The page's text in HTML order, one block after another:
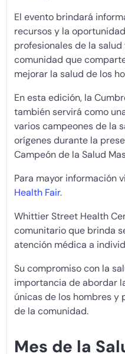
El evento brindará
recursos y la
profesionales de la
comunidad que
mejorar la salud de los
En esta edición, la
también servirá como
varios campeones de la
orígenes durante la
Campeón de la Salud
Para mayor información
Health Fair.
Whittier Street Health
comunitario que brinda
atención médica a
Su compromiso con la
importancia de abordar
únicas de los hombres y
de la comunidad.
Mes de la